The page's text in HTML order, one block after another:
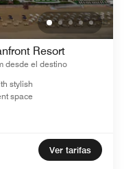
Resort
desde el destino
stylish
space
Ver tarifas